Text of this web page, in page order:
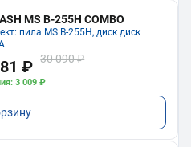
MS B-255H COMBO
пила MS B-255H, диск диск
₽ 30 090 ₽
3 009 ₽